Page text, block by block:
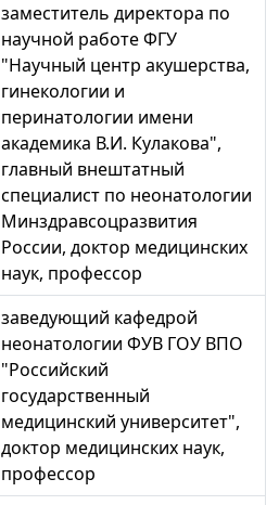
заместитель директора по
научной работе ФГУ
"Научный центр акушерства,
гинекологии и
перинатологии имени
академика В.И. Кулакова",
главный внештатный
специалист по неонатологии
Минздравсоцразвития
России, доктор медицинских
наук, профессор
заведующий кафедрой
неонатологии ФУВ ГОУ ВПО
"Российский
государственный
медицинский университет",
доктор медицинских наук,
профессор